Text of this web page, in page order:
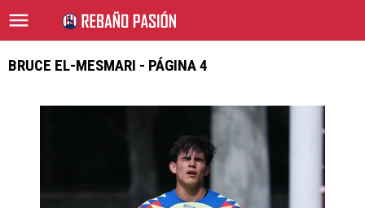
BRUCE EL-MESMARI - PÁGINA 4